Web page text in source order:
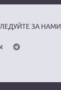
ЗА НАМИ